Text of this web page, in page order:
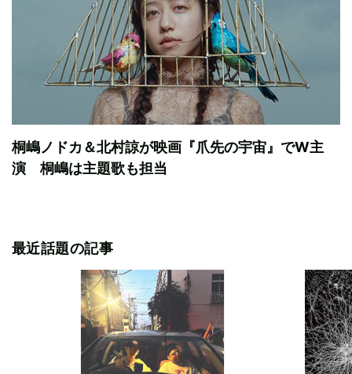
桐嶋ノドカ＆北村諒が映画『爪先の宇宙』でW主
演 桐嶋は主題歌も担当
最近話題の記事